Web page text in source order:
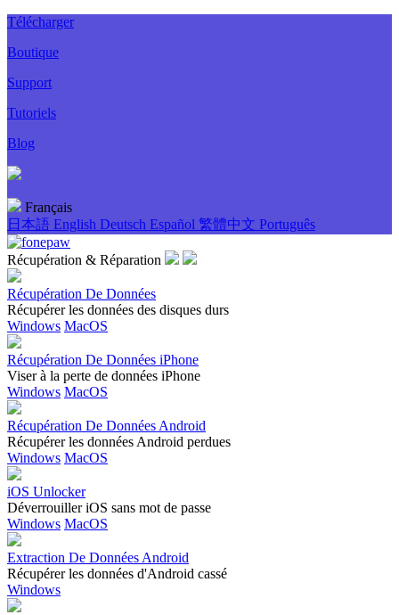
Télécharger
Boutique
Support
Tutoriels
Blog
Français
日本語 English Deutsch Español 繁體中文 Português
Récupération & Réparation
Récupération De Données
Récupérer les données des disques durs
Windows MacOS
Récupération De Données iPhone
Viser à la perte de données iPhone
Windows MacOS
Récupération De Données Android
Récupérer les données Android perdues
Windows MacOS
iOS Unlocker
Déverrouiller iOS sans mot de passe
Windows MacOS
Extraction De Données Android
Récupérer les données d'Android cassé
Windows